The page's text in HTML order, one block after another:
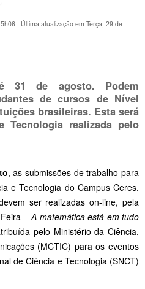
| Última atualização em Terça, 29 de
31 de agosto. Podem
de cursos de Nível
brasileiras. Esta será
Tecnologia realizada pelo
, as submissões de trabalho para
e Tecnologia do Campus Ceres.
ser realizadas on-line, pela
–A matemática está em tudo
pelo Ministério da Ciência,
(MCTIC) para os eventos
de Ciência e Tecnologia (SNCT)